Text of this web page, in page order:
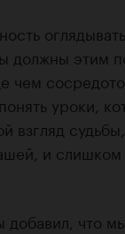
должны этим
чем
уроки,
взгляд
и слишком
добавил, что